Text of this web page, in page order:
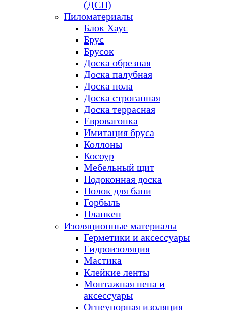
(ДСП)
Пиломатериалы
Блок Хаус
Брус
Брусок
Доска обрезная
Доска палубная
Доска пола
Доска строганная
Доска террасная
Евровагонка
Имитация бруса
Коллоны
Косоур
Мебельный щит
Подоконная доска
Полок для бани
Горбыль
Планкен
Изоляционные материалы
Герметики и аксессуары
Гидроизоляция
Мастика
Клейкие ленты
Монтажная пена и
аксессуары
Огнеупорная изоляция